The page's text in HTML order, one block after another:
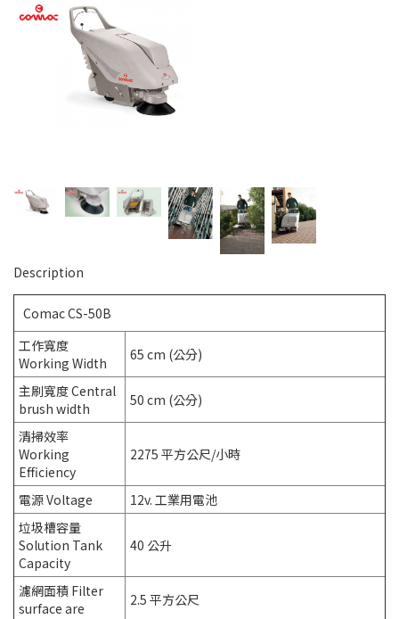
Description
Comac CS-50B
工作寬度
Working Width
65 cm (公分)
主刷寬度 Central
brush width
50 cm (公分)
清掃效率
Working
Efficiency
2275 平方公尺/小時
電源 Voltage
12v. 工業用電池
垃圾槽容量
Solution Tank
Capacity
40 公升
濾網面積 Filter
surface are
2.5 平方公尺